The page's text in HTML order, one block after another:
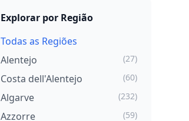
Explorar por Região
Todas as Regiões
Alentejo
(27)
Costa dell'Alentejo (60)
Algarve (232)
Azzorre (59)